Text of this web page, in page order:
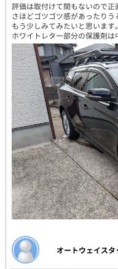
評価は取付けて間もないので正
さほどゴツゴツ感があったり
もう少しみてみたいと思います。
ホワイトレター部分の保護剤
オートウェイスタ